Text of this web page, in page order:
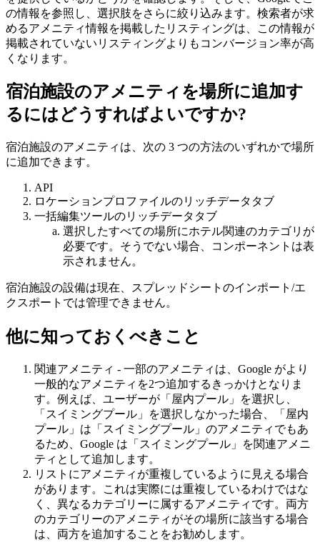
の情報を参照し、選択肢をさらに絞り込みます。検索者が求
めるアメニティ情報を掲載したリスティングは、この情報が
掲載されていないリスティングよりもコンバージョン率が高
くなります。
宿泊施設のアメニティを場所に追加す
るにはどうすればよいですか?
宿泊施設のアメニティは、次の 3 つの方法のいずれかで場所
に追加できます。
API
ロケーションプロファイルのリッチデータタブ
一括編集ツールのリッチデータタブ
選択したすべての場所にホテル関連のカテゴリが
必要です。そうでない場合、コンポーネントは表
示されません。
宿泊施設の設備は現在、スプレッドシートのインポート/エ
クスポートでは管理できません。
他に知っておくべきこと
関連アメニティ - 一部のアメニティは、Google がより
一般的なアメニティを2つ追加するきっかけとなりま
す。例えば、ユーザーが「屋内プール」を選択し、
「スイミングプール」を選択しなかった場合、「屋内
プール」は「スイミングプール」のアメニティでもあ
るため、Google は「スイミングプール」を関連アメニ
ティとして追加します。
リストにアメニティが重複しているように見える場合
があります。これは実際には重複しているわけではな
く、異なるカテゴリーに属するアメニティです。両方
のカテゴリーのアメニティがその場所に該当する場合
は、両方を追加することをお勧めします。